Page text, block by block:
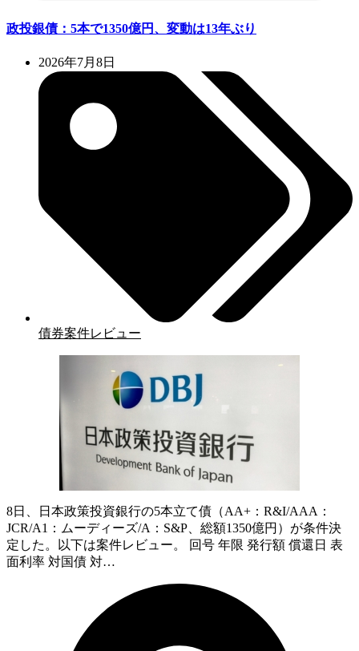
政投銀債：5本で1350億円、変動は13年ぶり
2026年7月8日
債券案件レビュー
8日、日本政策投資銀行の5本立て債（AA+：R&I/AAA：
JCR/A1：ムーディーズ/A：S&P、総額1350億円）が条件決
定した。以下は案件レビュー。 回号 年限 発行額 償還日 表
面利率 対国債 対…